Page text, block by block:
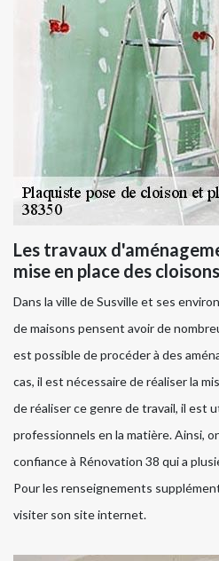
Les travaux
mise en place des cloisons
Dans la ville de Susville et ses
de maisons pensent avoir de
est possible de procéder à des
cas, il est nécessaire de réaliser la
de réaliser ce genre de travail, il est
professionnels en la matière. Ainsi,
confiance à Rénovation 38 qui a
Pour les renseignements
visiter son site internet.